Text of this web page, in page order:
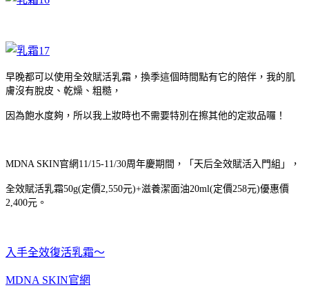
早晚都可以使用全效賦活乳霜，換季這個時間點有它的陪伴，我的肌
膚沒有脫皮、乾燥、粗糙，
因為飽水度夠，所以我上妝時也不需要特別在擦其他的定妝品囉！
MDNA SKIN官網11/15-11/30周年慶期間，「天后全效賦活入門組」，
全效賦活乳霜50g(定價2,550元)+滋養潔面油20ml(定價258元)優惠價
2,400元。
入手全效復活乳霜～
MDNA SKIN官網